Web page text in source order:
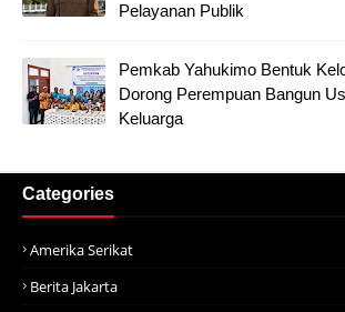
Pelayanan Publik
Pemkab Yahukimo Bentuk
Dorong Perempuan Bangun
Keluarga
Categories
Amerika Serikat
Berita Jakarta